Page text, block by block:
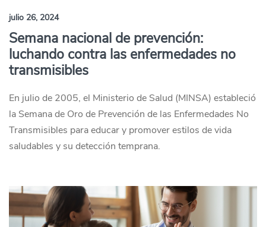
julio 26, 2024
Semana nacional de prevención:
luchando contra las enfermedades no
transmisibles
En julio de 2005, el Ministerio de Salud (MINSA) estableció
la Semana de Oro de Prevención de las Enfermedades No
Transmisibles para educar y promover estilos de vida
saludables y su detección temprana.